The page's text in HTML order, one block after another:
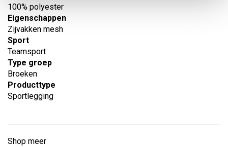
100% polyester
Eigenschappen
Zijvakken mesh
Sport
Teamsport
Type groep
Broeken
Producttype
Sportlegging
Shop meer